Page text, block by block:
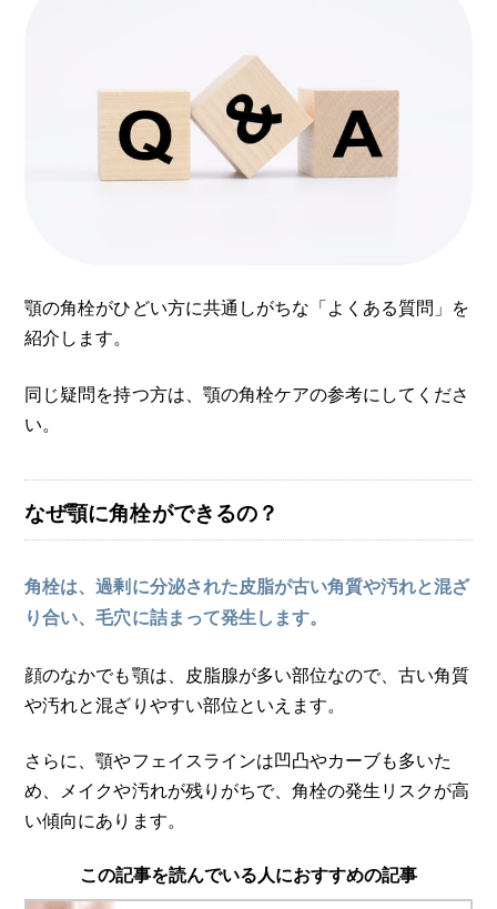
顎の角栓がひどい方に共通しがちな「よくある質問」を
紹介します。
同じ疑問を持つ方は、顎の角栓ケアの参考にしてくださ
い。
なぜ顎に角栓ができるの？
角栓は、過剰に分泌された皮脂が古い角質や汚れと混ざ
り合い、毛穴に詰まって発生します。
顔のなかでも顎は、皮脂腺が多い部位なので、古い角質
や汚れと混ざりやすい部位といえます。
さらに、顎やフェイスラインは凹凸やカーブも多いた
め、メイクや汚れが残りがちで、角栓の発生リスクが高
い傾向にあります。
この記事を読んでいる人におすすめの記事